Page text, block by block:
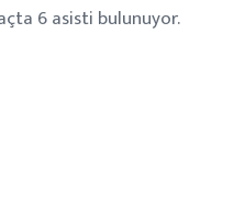
6 asisti bulunuyor.